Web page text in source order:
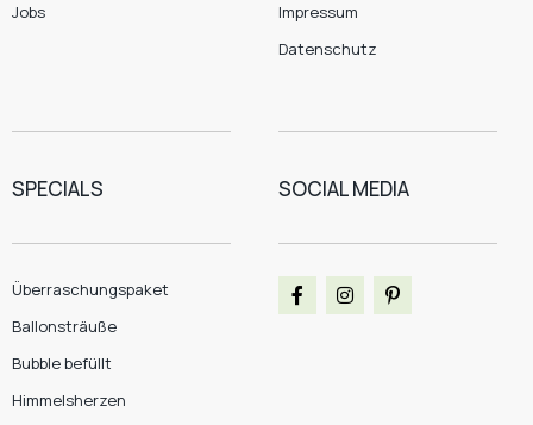
Jobs
Impressum
Datenschutz
SPECIALS
Überraschungspaket
Ballonsträuße
Bubble befüllt
Himmelsherzen
SOCIAL MEDIA